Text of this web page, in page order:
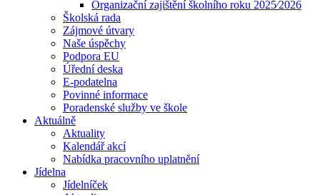
Organizační zajištění školního roku 2025⁄2026
Školská rada
Zájmové útvary
Naše úspěchy
Podpora EU
Úřední deska
E-podatelna
Povinné informace
Poradenské služby ve škole
Aktuálně
Aktuality
Kalendář akcí
Nabídka pracovního uplatnění
Jídelna
Jídelníček